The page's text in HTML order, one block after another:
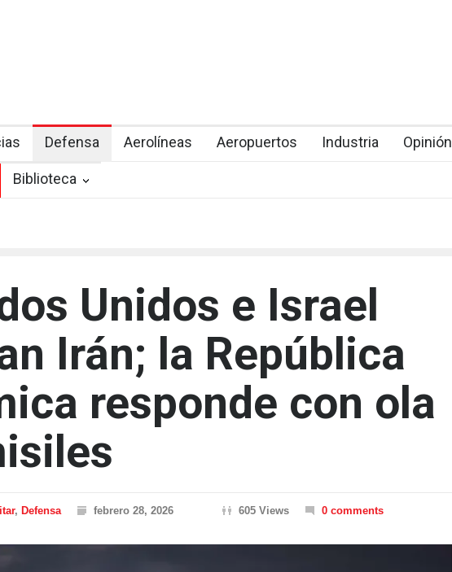
Defensa Aerolíneas Aeropuertos Industria Opinión
Biblioteca
Unidos e Israel
Irán; la República
responde con ola
, Defensa febrero 28, 2026 605 Views 0 comments